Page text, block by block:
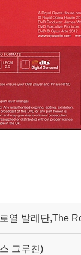
열 발레단,The
그루친)